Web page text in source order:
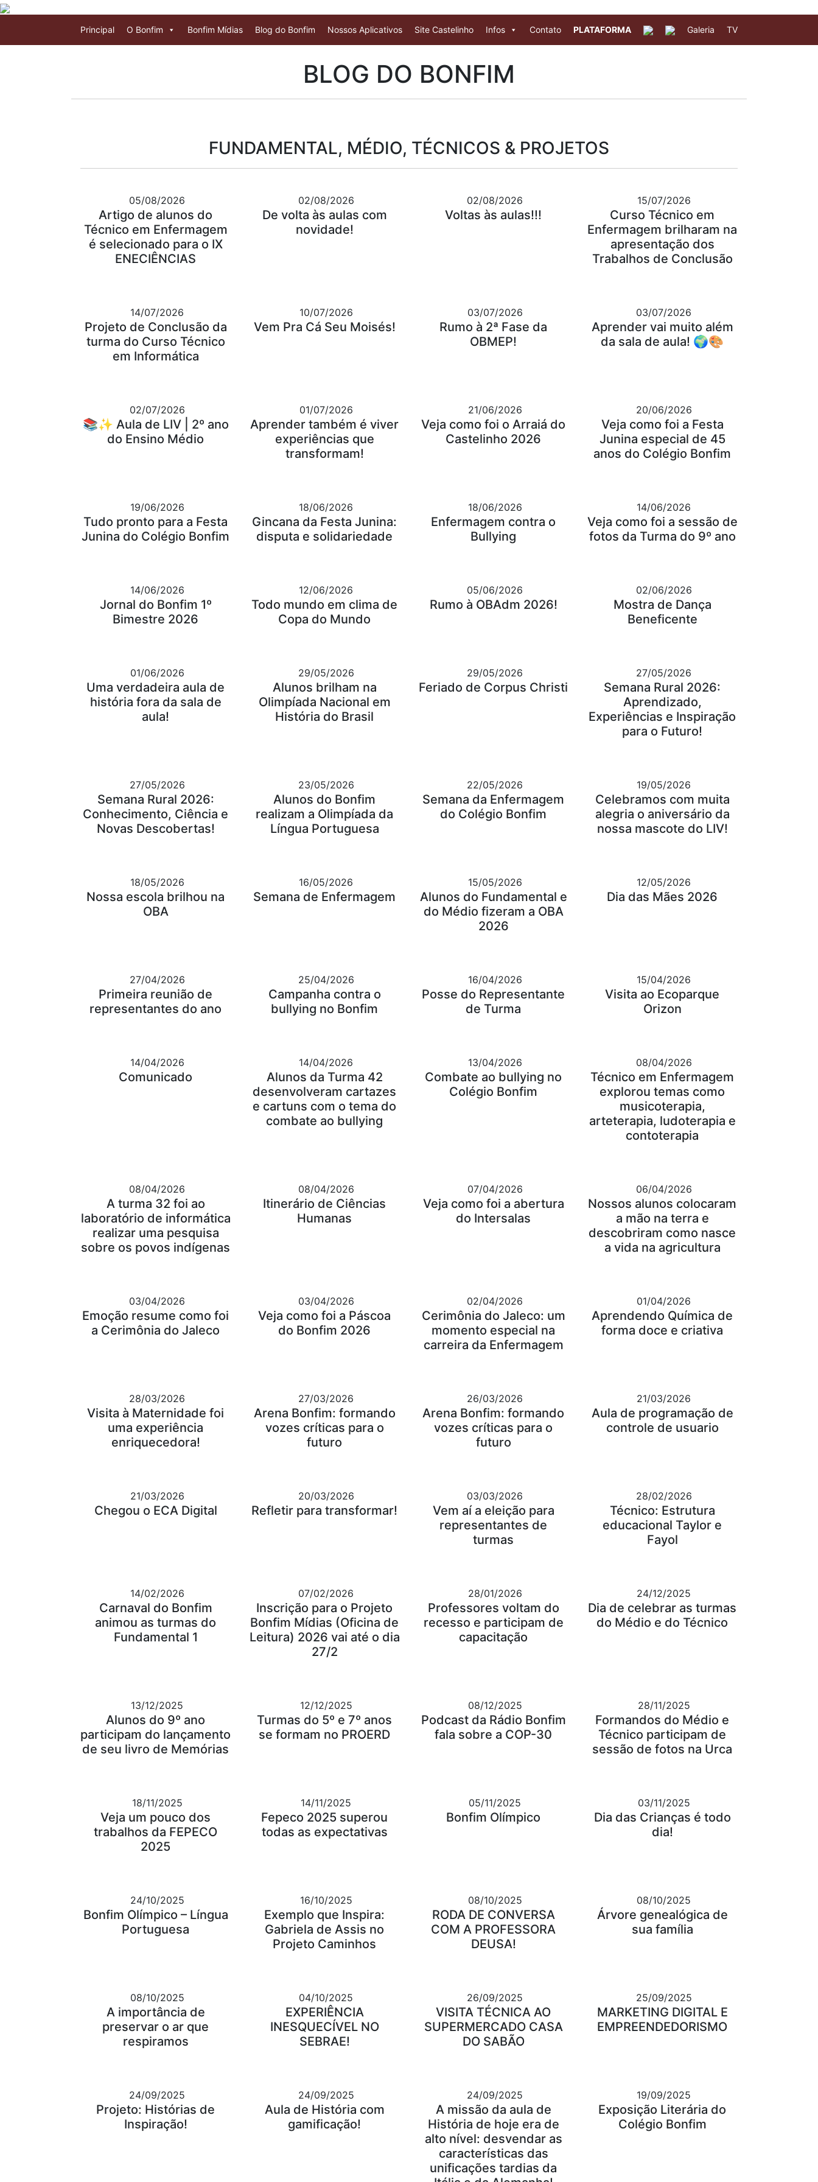
Principal O Bonfim Bonfim Mídias Blog do Bonfim Nossos Aplicativos Site Castelinho Infos Contato PLATAFORMA Galeria TV
BLOG DO BONFIM
FUNDAMENTAL, MÉDIO, TÉCNICOS & PROJETOS
05/08/2026
Artigo de alunos do
Técnico em Enfermagem
é selecionado para o IX
ENECIÊNCIAS
02/08/2026
De volta às aulas com
novidade!
02/08/2026
Voltas às aulas!!!
15/07/2026
Curso Técnico em
Enfermagem brilharam na
apresentação dos
Trabalhos de Conclusão
14/07/2026
Projeto de Conclusão da
turma do Curso Técnico
em Informática
10/07/2026
Vem Pra Cá Seu Moisés!
03/07/2026
Rumo à 2ª Fase da
OBMEP!
03/07/2026
Aprender vai muito além
da sala de aula! 🌍🎨
02/07/2026
📚✨ Aula de LIV | 2º ano
do Ensino Médio
01/07/2026
Aprender também é viver
experiências que
transformam!
21/06/2026
Veja como foi o Arraiá do
Castelinho 2026
20/06/2026
Veja como foi a Festa
Junina especial de 45
anos do Colégio Bonfim
19/06/2026
Tudo pronto para a Festa
Junina do Colégio Bonfim
18/06/2026
Gincana da Festa Junina:
disputa e solidariedade
18/06/2026
Enfermagem contra o
Bullying
14/06/2026
Veja como foi a sessão de
fotos da Turma do 9º ano
14/06/2026
Jornal do Bonfim 1º
Bimestre 2026
12/06/2026
Todo mundo em clima de
Copa do Mundo
05/06/2026
Rumo à OBAdm 2026!
02/06/2026
Mostra de Dança
Beneficente
01/06/2026
Uma verdadeira aula de
história fora da sala de
aula!
29/05/2026
Alunos brilham na
Olimpíada Nacional em
História do Brasil
29/05/2026
Feriado de Corpus Christi
27/05/2026
Semana Rural 2026:
Aprendizado,
Experiências e Inspiração
para o Futuro!
27/05/2026
Semana Rural 2026:
Conhecimento, Ciência e
Novas Descobertas!
23/05/2026
Alunos do Bonfim
realizam a Olimpíada da
Língua Portuguesa
22/05/2026
Semana da Enfermagem
do Colégio Bonfim
19/05/2026
Celebramos com muita
alegria o aniversário da
nossa mascote do LIV!
18/05/2026
Nossa escola brilhou na
OBA
16/05/2026
Semana de Enfermagem
15/05/2026
Alunos do Fundamental e
do Médio fizeram a OBA
2026
12/05/2026
Dia das Mães 2026
27/04/2026
Primeira reunião de
representantes do ano
25/04/2026
Campanha contra o
bullying no Bonfim
16/04/2026
Posse do Representante
de Turma
15/04/2026
Visita ao Ecoparque
Orizon
14/04/2026
Comunicado
14/04/2026
Alunos da Turma 42
desenvolveram cartazes
e cartuns com o tema do
combate ao bullying
13/04/2026
Combate ao bullying no
Colégio Bonfim
08/04/2026
Técnico em Enfermagem
explorou temas como
musicoterapia,
arteterapia, ludoterapia e
contoterapia
08/04/2026
A turma 32 foi ao
laboratório de informática
realizar uma pesquisa
sobre os povos indígenas
08/04/2026
Itinerário de Ciências
Humanas
07/04/2026
Veja como foi a abertura
do Intersalas
06/04/2026
Nossos alunos colocaram
a mão na terra e
descobriram como nasce
a vida na agricultura
03/04/2026
Emoção resume como foi
a Cerimônia do Jaleco
03/04/2026
Veja como foi a Páscoa
do Bonfim 2026
02/04/2026
Cerimônia do Jaleco: um
momento especial na
carreira da Enfermagem
01/04/2026
Aprendendo Química de
forma doce e criativa
28/03/2026
Visita à Maternidade foi
uma experiência
enriquecedora!
27/03/2026
Arena Bonfim: formando
vozes críticas para o
futuro
26/03/2026
Arena Bonfim: formando
vozes críticas para o
futuro
21/03/2026
Aula de programação de
controle de usuario
21/03/2026
Chegou o ECA Digital
20/03/2026
Refletir para transformar!
03/03/2026
Vem aí a eleição para
representantes de
turmas
28/02/2026
Técnico: Estrutura
educacional Taylor e
Fayol
14/02/2026
Carnaval do Bonfim
animou as turmas do
Fundamental 1
07/02/2026
Inscrição para o Projeto
Bonfim Mídias (Oficina de
Leitura) 2026 vai até o dia
27/2
28/01/2026
Professores voltam do
recesso e participam de
capacitação
24/12/2025
Dia de celebrar as turmas
do Médio e do Técnico
13/12/2025
Alunos do 9º ano
participam do lançamento
de seu livro de Memórias
12/12/2025
Turmas do 5º e 7º anos
se formam no PROERD
08/12/2025
Podcast da Rádio Bonfim
fala sobre a COP-30
28/11/2025
Formandos do Médio e
Técnico participam de
sessão de fotos na Urca
18/11/2025
Veja um pouco dos
trabalhos da FEPECO
2025
14/11/2025
Fepeco 2025 superou
todas as expectativas
05/11/2025
Bonfim Olímpico
03/11/2025
Dia das Crianças é todo
dia!
24/10/2025
Bonfim Olímpico – Língua
Portuguesa
16/10/2025
Exemplo que Inspira:
Gabriela de Assis no
Projeto Caminhos
08/10/2025
RODA DE CONVERSA
COM A PROFESSORA
DEUSA!
08/10/2025
Árvore genealógica de
sua família
08/10/2025
A importância de
preservar o ar que
respiramos
04/10/2025
EXPERIÊNCIA
INESQUECÍVEL NO
SEBRAE!
26/09/2025
VISITA TÉCNICA AO
SUPERMERCADO CASA
DO SABÃO
25/09/2025
MARKETING DIGITAL E
EMPREENDEDORISMO
24/09/2025
Projeto: Histórias de
Inspiração!
24/09/2025
Aula de História com
gamificação!
24/09/2025
A missão da aula de
História de hoje era de
alto nível: desvendar as
características das
unificações tardias da
19/09/2025
Exposição Literária do
Colégio Bonfim